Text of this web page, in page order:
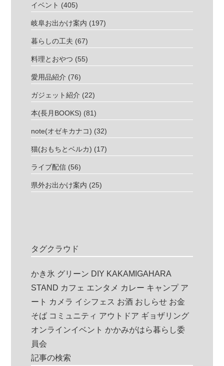
イベント (405)
岐阜お出かけ案内 (197)
暮らしの工夫 (67)
料理とおやつ (55)
愛用品紹介 (76)
ガジェット紹介 (22)
本(長月BOOKS) (81)
note(オゼキカナコ) (32)
猫(おもちとベルカ) (17)
ライブ配信 (56)
県外お出かけ案内 (25)
タグクラウド
かき氷 グリーン DIY KAKAMIGAHARA
STAND カフェ エンタメ カレー キャンプ ア
ート カメラ イシフェス お酒 おしらせ お金
そば コミュニティ アウトドア ギョザリング
オンラインイベント かかみがはら暮らし委
員会
記事の検索